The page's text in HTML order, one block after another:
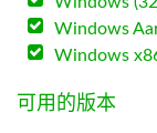
Windows
Windows
可用的版本